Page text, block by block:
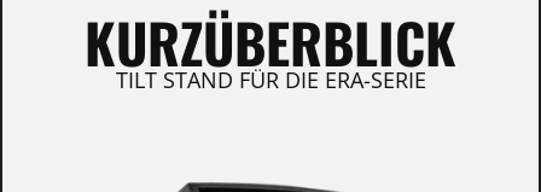
KURZÜBERBLICK
TILT STAND FÜR DIE ERA-SERIE